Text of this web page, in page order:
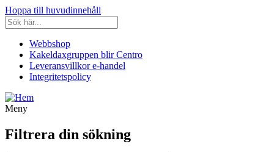
Hoppa till huvudinnehåll
Webbshop
Kakeldaxgruppen blir Centro
Leveransvillkor e-handel
Integritetspolicy
Meny
Filtrera din sökning